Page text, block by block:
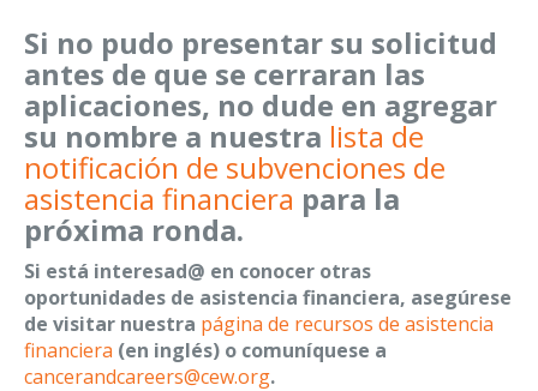
Si no pudo presentar su solicitud
antes de que se cerraran las
aplicaciones, no dude en agregar
su nombre a nuestra lista de
notificación de subvenciones de
asistencia financiera para la
próxima ronda.
Si está interesad@ en conocer otras
oportunidades de asistencia financiera, asegúrese
de visitar nuestra página de recursos de asistencia
financiera (en inglés) o comuníquese a
cancerandcareers@cew.org.